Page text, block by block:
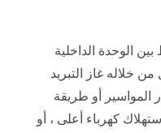
الوحدة الداخلية
خلاله غاز التبريد
المواسير أو طريقة
كهرباء أعلى ، أو